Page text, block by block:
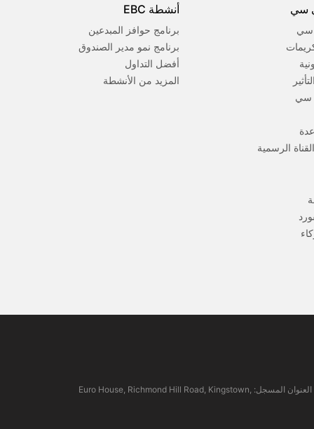
سي
سي
سي
الرسمية
أنشطة EBC
برنامج حوافز المبدعين
برنامج نمو مدير الصندوق
أفضل التداول
المزيد من الأنشطة
EBC Financial Group (SVG) LLC: مرخصة من قبل هيئة الخدمات المالية في سانت فينسنت وجزر غرينادين (SVGFSA). رقم تسجيل الشركة: 353 LLC 2020. العنوان المسجل: Euro House, Richmond Hill Road, Kingstown,